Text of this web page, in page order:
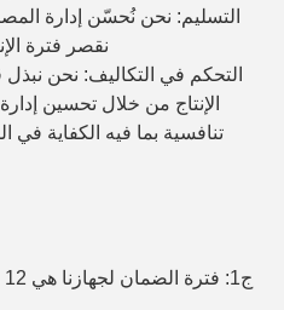
نقصر فترة
الإنتاج من خلال تحسين
تنافسية بما فيه الكفاية